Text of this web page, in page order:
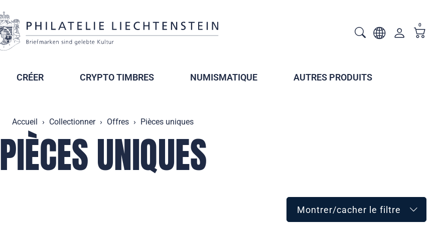
0
CRÉER CRYPTO TIMBRES NUMISMATIQUE AUTRES PRODUITS
Accueil Collectionner Offres Pièces uniques
PIÈCES UNIQUES
Montrer/cacher le filtre